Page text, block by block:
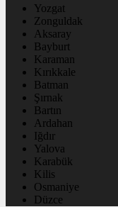
Yozgat
Zonguldak
Aksaray
Bayburt
Karaman
Kırıkkale
Batman
Şırnak
Bartın
Ardahan
Iğdır
Yalova
Karabük
Kilis
Osmaniye
Düzce